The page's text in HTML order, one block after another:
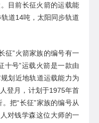
。目前长征火箭的运载能
道14吨， 太阳同步轨道
征”火箭家族的编号有一
十号”运载火箭是一款由
规划近地轨道运载能力为
登月 ， 计划于1975年首
。把“长征”家族的编号从
对钱学森这位大师的一